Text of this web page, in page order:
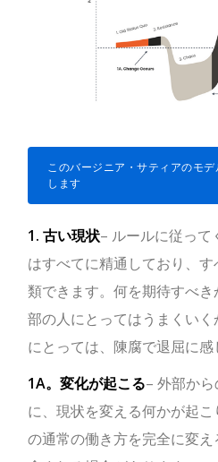
このバージニア・サティアのモ
します
1. 古い現状– ルールに従っ
はすべてに精通しており、
類できます。何を期待すべ
部の人にとってはうまくい
にとっては、陳腐で退屈に感
1A。変化が起こる– 外部か
に、現状を変える何かが起
の通常の働き方を完全に変